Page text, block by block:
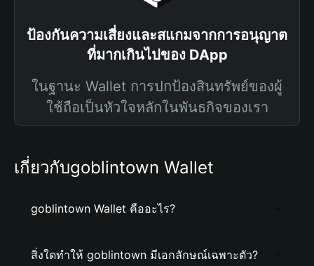
ป้องกันความเสี่ยงและสแกมจากการอนุญาต
ที่มากเกินไปของ DApp
ในฐานะ Wallet การปกป้องสินทรัพย์ของผู้
ใช้ถือเป็นหัวใจหลักในพันธกิจของเรา
เกี่ยวกับgoblintown Wallet
goblintown Wallet คืออะไร?
สิ่งใดทำให้ goblintown มีเอกลักษณ์เฉพาะตัว?